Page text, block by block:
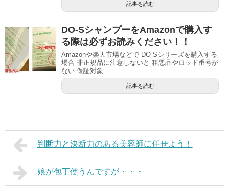
記事を読む
DO-SシャンプーをAmazonで購入す
る際は必ずお読みください！！
Amazonや楽天市場などで DO-Sシリーズを購入する
場合 非正規品に注意しないと 粗悪品やロッド番号が
ない 保証対象...
記事を読む
判断力と決断力のある美容師に任せよう！
娘が包丁使うんですが・・・